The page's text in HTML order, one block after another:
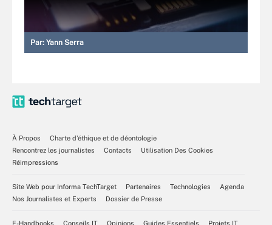
Par: Yann Serra
À Propos
Charte d’éthique et de déontologie
Rencontrez les journalistes
Contacts
Utilisation Des Cookies
Réimpressions
Site Web pour Informa TechTarget Partenaires Technologies
Agenda
Nos Journalistes et Experts
Dossier de Presse
E-Handbooks Conseils IT Opinions Guides Essentiels Projets IT